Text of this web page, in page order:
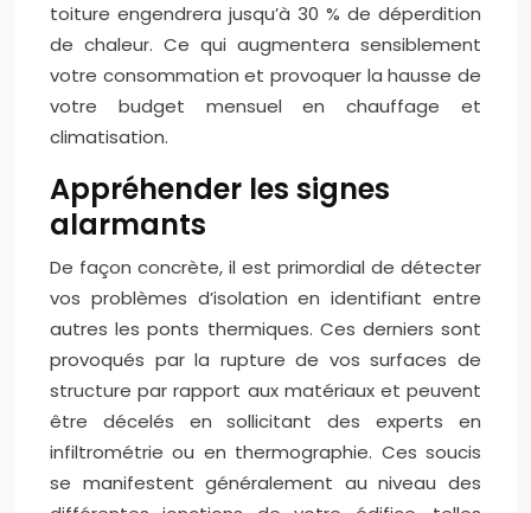
toiture engendrera jusqu’à 30 % de déperdition
de chaleur. Ce qui augmentera sensiblement
votre consommation et provoquer la hausse de
votre budget mensuel en chauffage et
climatisation.
Appréhender les signes
alarmants
De façon concrète, il est primordial de détecter
vos problèmes d’isolation en identifiant entre
autres les ponts thermiques. Ces derniers sont
provoqués par la rupture de vos surfaces de
structure par rapport aux matériaux et peuvent
être décelés en sollicitant des experts en
infiltrométrie ou en thermographie. Ces soucis
se manifestent généralement au niveau des